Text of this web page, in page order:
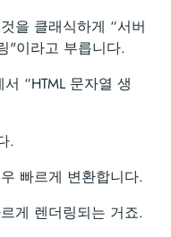
을 클래식하게 “서버
"이라고 부릅니다.
“HTML 문자열 생
.
빠르게 변환합니다.
게 렌더링되는 거죠.